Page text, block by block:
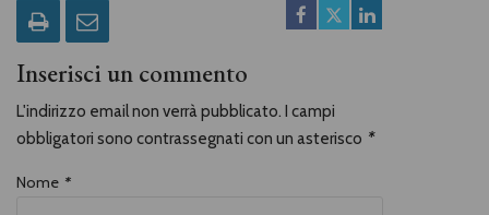
Inserisci un commento
L'indirizzo email non verrà pubblicato. I campi
obbligatori sono contrassegnati con un asterisco *
Nome *